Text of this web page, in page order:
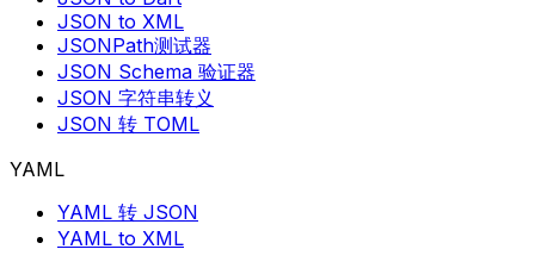
JSON to XML
JSONPath测试器
JSON Schema 验证器
JSON 字符串转义
JSON 转 TOML
YAML
YAML 转 JSON
YAML to XML